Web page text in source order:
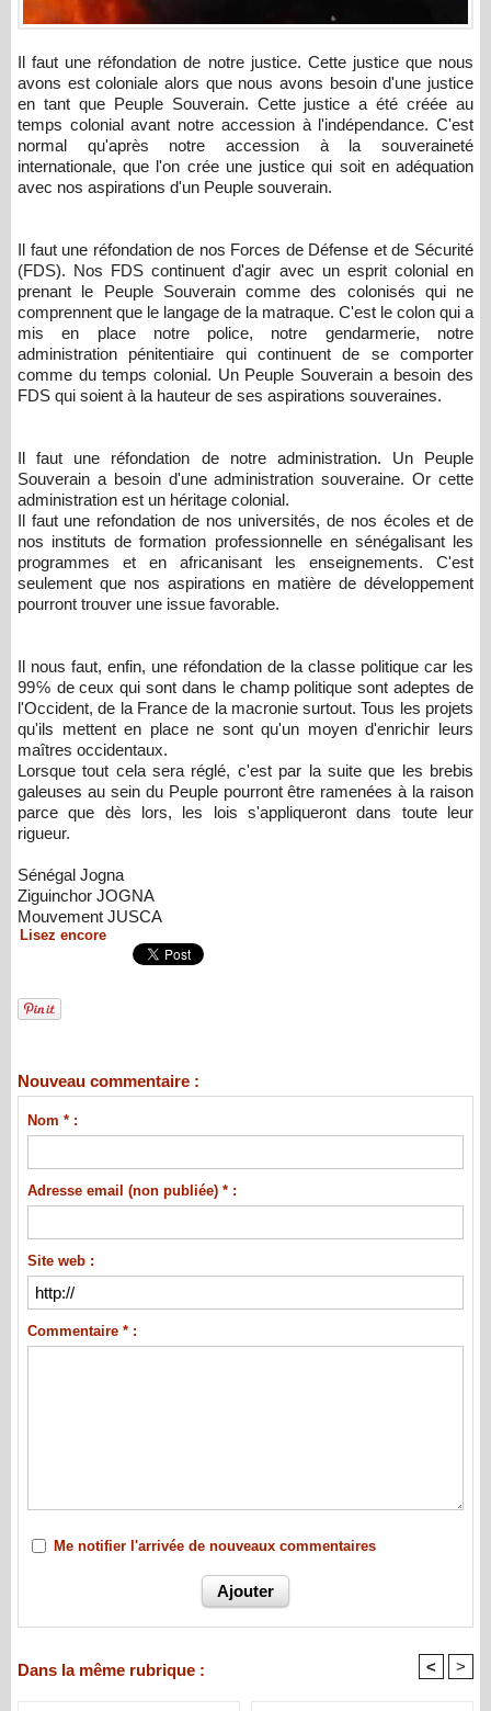
Il faut une réfondation de notre justice. Cette justice que nous
avons est coloniale alors que nous avons besoin d'une justice
en tant que Peuple Souverain. Cette justice a été créée au
temps colonial avant notre accession à l'indépendance. C'est
normal qu'après notre accession à la souveraineté
internationale, que l'on crée une justice qui soit en adéquation
avec nos aspirations d'un Peuple souverain.
Il faut une réfondation de nos Forces de Défense et de Sécurité
(FDS). Nos FDS continuent d'agir avec un esprit colonial en
prenant le Peuple Souverain comme des colonisés qui ne
comprennent que le langage de la matraque. C'est le colon qui a
mis en place notre police, notre gendarmerie, notre
administration pénitentiaire qui continuent de se comporter
comme du temps colonial. Un Peuple Souverain a besoin des
FDS qui soient à la hauteur de ses aspirations souveraines.
Il faut une réfondation de notre administration. Un Peuple
Souverain a besoin d'une administration souveraine. Or cette
administration est un héritage colonial.
Il faut une refondation de nos universités, de nos écoles et de
nos instituts de formation professionnelle en sénégalisant les
programmes et en africanisant les enseignements. C'est
seulement que nos aspirations en matière de développement
pourront trouver une issue favorable.
Il nous faut, enfin, une réfondation de la classe politique car les
99℅ de ceux qui sont dans le champ politique sont adeptes de
l'Occident, de la France de la macronie surtout. Tous les projets
qu'ils mettent en place ne sont qu'un moyen d'enrichir leurs
maîtres occidentaux.
Lorsque tout cela sera réglé, c'est par la suite que les brebis
galeuses au sein du Peuple pourront être ramenées à la raison
parce que dès lors, les lois s'appliqueront dans toute leur
rigueur.
Sénégal Jogna
Ziguinchor JOGNA
Mouvement JUSCA
Lisez encore
Nouveau commentaire :
Nom * :
Adresse email (non publiée) * :
Site web :
Commentaire * :
Me notifier l'arrivée de nouveaux commentaires
Dans la même rubrique : < >